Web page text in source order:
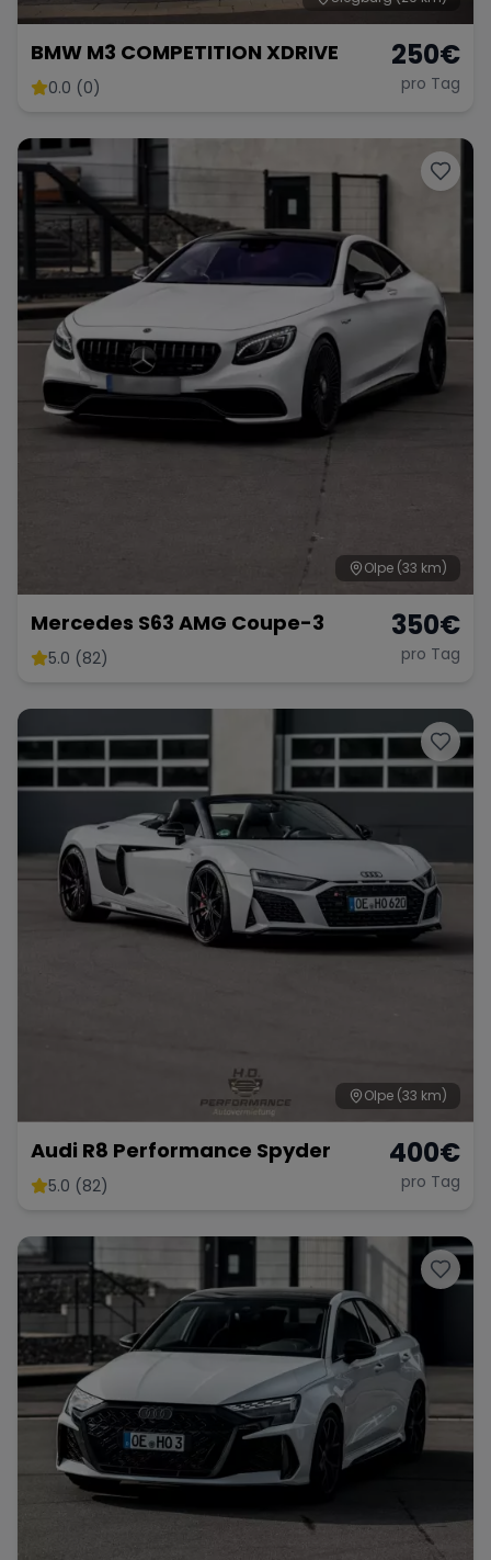
BMW M3 COMPETITION XDRIVE
0.0 (0)
250€
pro Tag
Olpe (33 km)
Mercedes S63 AMG Coupe-3
5.0 (82)
350€
pro Tag
Olpe (33 km)
Audi R8 Performance Spyder
5.0 (82)
400€
pro Tag